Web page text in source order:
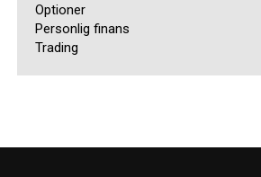
Optioner
Personlig finans
Trading